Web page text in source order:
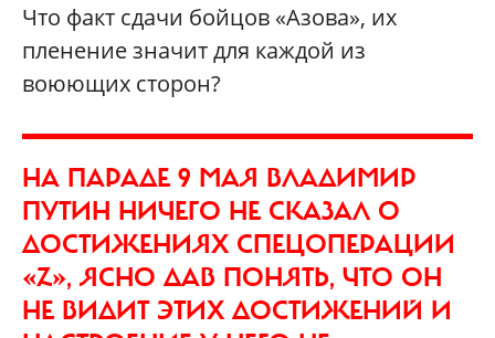
Что факт сдачи бойцов «Азова», их
пленение значит для каждой из
воюющих сторон?
НА ПАРАДЕ 9 МАЯ ВЛАДИМИР
ПУТИН НИЧЕГО НЕ СКАЗАЛ О
ДОСТИЖЕНИЯХ СПЕЦОПЕРАЦИИ
«Z», ЯСНО ДАВ ПОНЯТЬ, ЧТО ОН
НЕ ВИДИТ ЭТИХ ДОСТИЖЕНИЙ И